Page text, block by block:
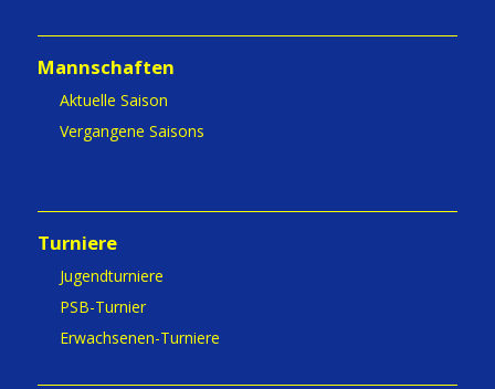
Mannschaften
Aktuelle Saison
Vergangene Saisons
Turniere
Jugendturniere
PSB-Turnier
Erwachsenen-Turniere